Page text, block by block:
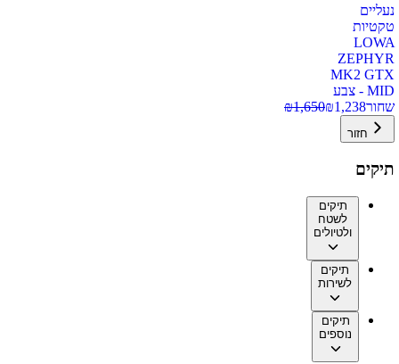
נעליים
טקטיות
LOWA
ZEPHYR
MK2 GTX
MID - צבע
שחור
₪1,238
₪1,650
חזור
תיקים
תיקים
לשטח
ולטיולים
תיקים
לשירות
תיקים
נוספים